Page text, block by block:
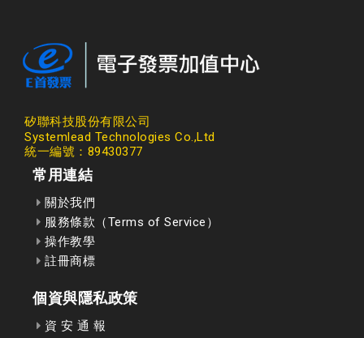
矽聯科技股份有限公司
Systemlead Technologies Co.,Ltd
統一編號：89430377
常用連結
關於我們
服務條款（Terms of Service）
操作教學
註冊商標
個資與隱私政策
資 安 通 報